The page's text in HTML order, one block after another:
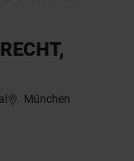
München